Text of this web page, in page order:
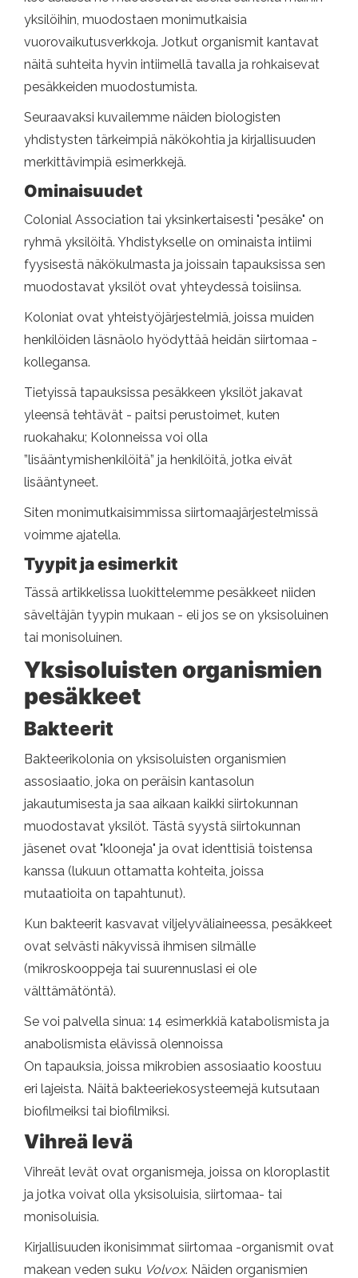
yksilöihin, muodostaen monimutkaisia ​​
vuorovaikutusverkkoja. Jotkut organismit kantavat
näitä suhteita hyvin intiimellä tavalla ja rohkaisevat
pesäkkeiden muodostumista.
Seuraavaksi kuvailemme näiden biologisten
yhdistysten tärkeimpiä näkökohtia ja kirjallisuuden
merkittävimpiä esimerkkejä.
Ominaisuudet
Colonial Association tai yksinkertaisesti "pesäke" on
ryhmä yksilöitä. Yhdistykselle on ominaista intiimi
fyysisestä näkökulmasta ja joissain tapauksissa sen
muodostavat yksilöt ovat yhteydessä toisiinsa.
Koloniat ovat yhteistyöjärjestelmiä, joissa muiden
henkilöiden läsnäolo hyödyttää heidän siirtomaa -
kollegansa.
Tietyissä tapauksissa pesäkkeen yksilöt jakavat
yleensä tehtävät - paitsi perustoimet, kuten
ruokahaku; Kolonneissa voi olla
”lisääntymishenkilöitä” ja henkilöitä, jotka eivät
lisääntyneet.
Siten monimutkaisimmissa siirtomaajärjestelmissä
voimme ajatella.
Tyypit ja esimerkit
Tässä artikkelissa luokittelemme pesäkkeet niiden
säveltäjän tyypin mukaan - eli jos se on yksisoluinen
tai monisoluinen.
Yksisoluisten organismien
pesäkkeet
Bakteerit
Bakteerikolonia on yksisoluisten organismien
assosiaatio, joka on peräisin kantasolun
jakautumisesta ja saa aikaan kaikki siirtokunnan
muodostavat yksilöt. Tästä syystä siirtokunnan
jäsenet ovat "klooneja" ja ovat identtisiä toistensa
kanssa (lukuun ottamatta kohteita, joissa
mutaatioita on tapahtunut).
Kun bakteerit kasvavat viljelyväliaineessa, pesäkkeet
ovat selvästi näkyvissä ihmisen silmälle
(mikroskooppeja tai suurennuslasi ei ole
välttämätöntä).
Se voi palvella sinua: 14 esimerkkiä katabolismista ja
anabolismista elävissä olennoissa
On tapauksia, joissa mikrobien assosiaatio koostuu
eri lajeista. Näitä bakteeriekosysteemejä kutsutaan
biofilmeiksi tai biofilmiksi.
Vihreä levä
Vihreät levät ovat organismeja, joissa on kloroplastit
ja jotka voivat olla yksisoluisia, siirtomaa- tai
monisoluisia.
Kirjallisuuden ikonisimmat siirtomaa -organismit ovat
makean veden suku Volvox. Näiden organismien